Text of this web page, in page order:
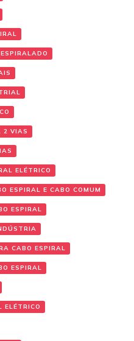
2 VIAS
ELÉTRICO
ESPIRAL E CABO COMUM
ESPIRAL
CABO ESPIRAL
ESPIRAL
ELÉTRICO